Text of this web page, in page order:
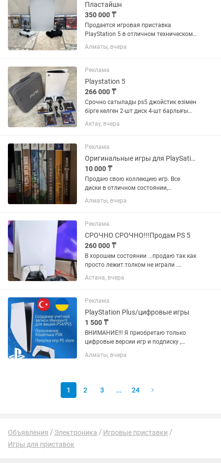
Пластайшн
350 000 ₸
Продается игровая приставка
PlayStation 5 в отличном техническом
и внешнем состоянии. Использовалась
аккуратно, работает без нареканий. В
оригинальный беспроводной
геймпад...
Алматы, вчера
Реклама
Playstation 5
266 000 ₸
Срочно сатылады ps5 джойстик өзімен
бірге келген 2-шт диск 4-шт барлығы
бірге сумкасы карапкасы бар .
Актау, вчера
Реклама
Оригинальные игры для PlaySation 5 / PS5
10 000 ₸
Продаю свою коллекцию игр. Все
диски в отличном состоянии,
использовались очень мало
(буквально 2–ю-3 раза), без царапин и
В наличии: Assassin’s Creed Valhalla -...
Алматы, вчера
Реклама
СРОЧНО СРОЧНО!!!Продам PS 5
260 000 ₸
В хорошем состоянии ...продаю так как
просто лежит.толком не играли .
Коробка доки все провода .два
джойстика в комплекте.4 игры на
навесная подставка на стену...
Астана, вчера
Реклама
PlayStation Plus/цифровые игры
1 500 ₸
ВНИМАНИЕ!!! Я приобретаю только
цифровые версии игр и подписку ,
продаю. В мои услуги входит: Создание
Алматы, вчера
1 2 3 ... 24
Объявления Электроника
Игровые приставки
Игры для приставок